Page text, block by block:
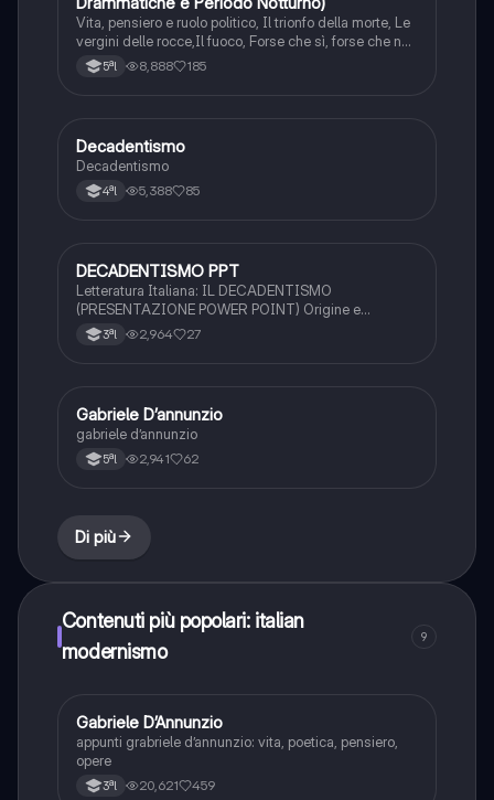
Vita, pensiero e ruolo politico, Il trionfo della morte, Le
vergini delle rocce,Il fuoco, Forse che sì, forse che no,
Francesca da Rimini, La nave, La città morta, La figlia
di Iorio, Leda senza cigno, Le faville del maglio,
5ªl 8,888 185
Italiano
Decadentismo
Decadentismo
4ªl 5,388 85
Italiano
DECADENTISMO PPT
Letteratura Italiana: IL DECADENTISMO
(PRESENTAZIONE POWER POINT) Origine e
caratteristiche, con citazioni e collegamento con autori
come D'Annunzio e Baudelaire
3ªl 2,964 27
Italiano
Gabriele D’annunzio
gabriele d’annunzio
5ªl 2,941 62
Di più
Contenuti più popolari: italian
modernismo
9
Italiano
Gabriele D’Annunzio
appunti grabriele d’annunzio: vita, poetica, pensiero,
opere
3ªl 20,621 459